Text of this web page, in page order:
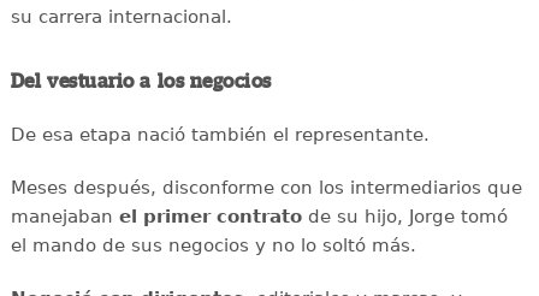
su carrera internacional.
Del vestuario a los negocios
De esa etapa nació también el representante.
Meses después, disconforme con los intermediarios que
manejaban el primer contratode su hijo, Jorge tomó
el mando de sus negocios y no lo soltó más.